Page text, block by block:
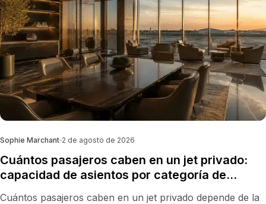
Sophie Marchant 2 de agosto de 2026
Cuántos pasajeros caben en un jet privado:
capacidad de asientos por categoría de
aeronave (2026)
Cuántos pasajeros caben en un jet privado depende de la